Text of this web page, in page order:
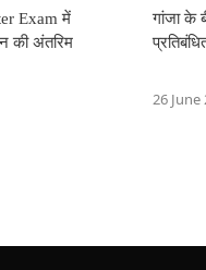
Exam में
की अंतरिम
गांजा के
26 June